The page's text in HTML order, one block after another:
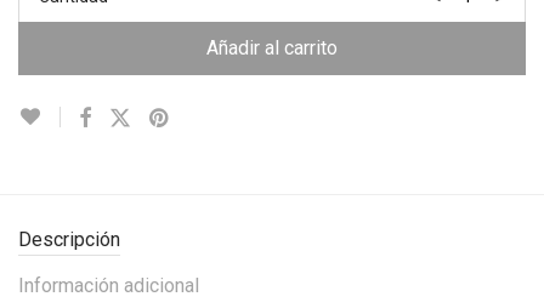
Añadir al carrito
Descripción
Información adicional